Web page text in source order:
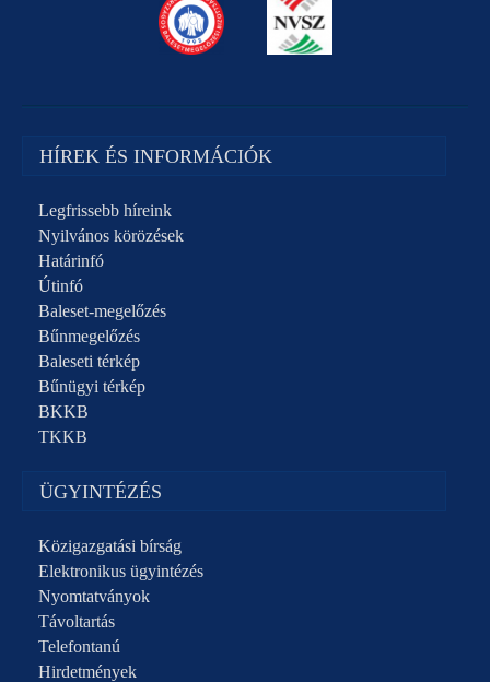
HÍREK ÉS INFORMÁCIÓK
Legfrissebb híreink
Nyilvános körözések
Határinfó
Útinfó
Baleset-megelőzés
Bűnmegelőzés
Baleseti térkép
Bűnügyi térkép
BKKB
TKKB
ÜGYINTÉZÉS
Közigazgatási bírság
Elektronikus ügyintézés
Nyomtatványok
Távoltartás
Telefontanú
Hirdetmények